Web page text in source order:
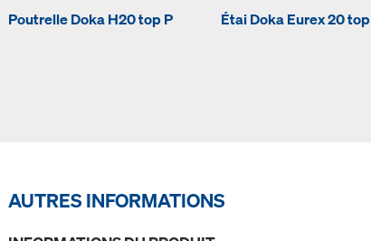
Poutrelle Doka H20 top P Étai Doka Eurex 20 top
AUTRES INFORMATIONS